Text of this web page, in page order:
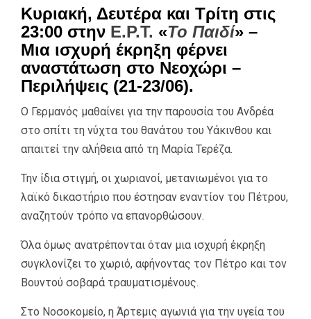
Κυριακή, Δευτέρα και Τρίτη στις
23:00 στην Ε.Ρ.Τ. «Το Παιδί» –
Μια ισχυρή έκρηξη φέρνει
αναστάτωση στο Νεοχώρι –
Περιλήψεις (21-23/06).
Ο Γερμανός μαθαίνει για την παρουσία του Ανδρέα
στο σπίτι τη νύχτα του θανάτου του Υάκινθου και
απαιτεί την αλήθεια από τη Μαρία Τερέζα.
Την ίδια στιγμή, οι χωριανοί, μετανιωμένοι για το
λαϊκό δικαστήριο που έστησαν εναντίον του Πέτρου,
αναζητούν τρόπο να επανορθώσουν.
Όλα όμως ανατρέπονται όταν μια ισχυρή έκρηξη
συγκλονίζει το χωριό, αφήνοντας τον Πέτρο και τον
Βουντού σοβαρά τραυματισμένους.
Στο Νοσοκομείο, η Άρτεμις αγωνιά για την υγεία του